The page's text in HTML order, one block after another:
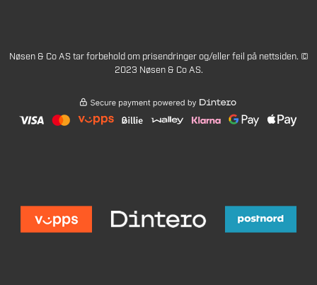
Nøsen & Co AS tar forbehold om prisendringer og/eller feil på nettsiden. ©
2023 Nøsen & Co AS.